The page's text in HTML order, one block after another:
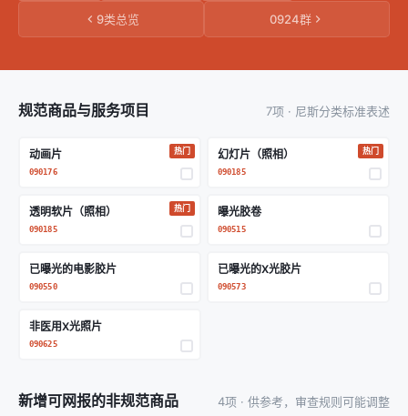
9类总览 0924群
规范商品与服务项目 7项 · 尼斯分类标准表述
动画片
090176
热门 幻灯片（照相）
090185
热门
透明软片（照相）
090185
热门 曝光胶卷
090515
已曝光的电影胶片
090550
已曝光的X光胶片
090573
非医用X光照片
090625
新增可网报的非规范商品 4项 · 供参考，审查规则可能调整